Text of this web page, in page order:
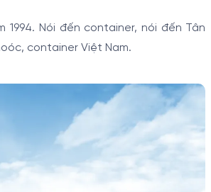
Nói đến container, nói đến Tân
container Việt Nam.